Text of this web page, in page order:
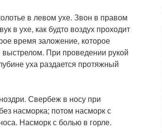
в левом ухе. Звон в правом
в ухе, как будто воздух проходит
время заложение, которое
При проведении рукой
уха раздается протяжный
Свербеж в носу при
насморка; потом насморк с
Насморк с болью в горле.